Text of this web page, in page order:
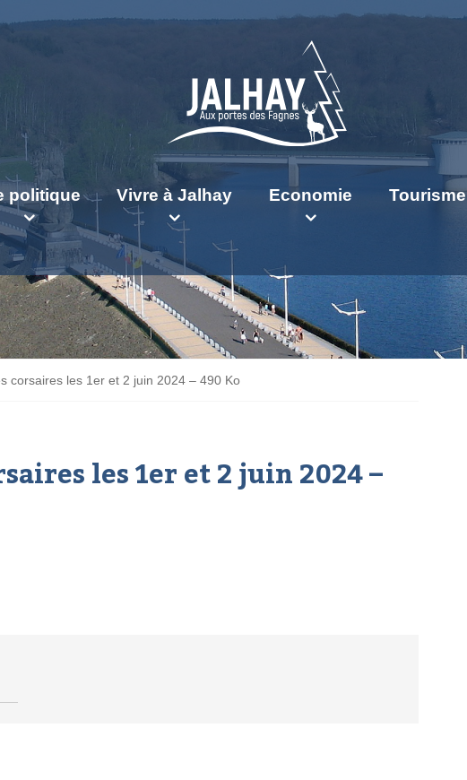
politique Vivre à Jalhay Economie Tourisme
corsaires les 1er et 2 juin 2024 – 490 Ko
les 1er et 2 juin 2024 –